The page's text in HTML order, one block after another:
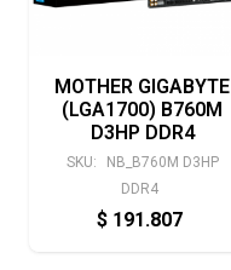
MOTHER GIGABYTE
(LGA1700) B760M
D3HP DDR4
SKU:
NB_B760M D3HP
DDR4
$ 191.807